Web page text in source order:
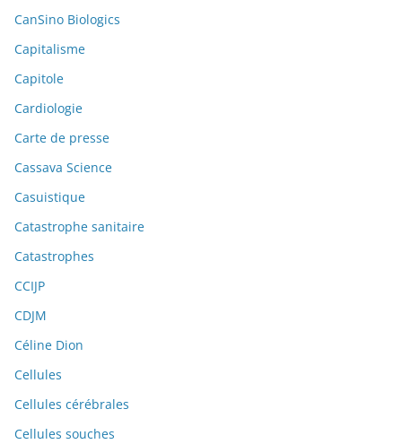
CanSino Biologics
Capitalisme
Capitole
Cardiologie
Carte de presse
Cassava Science
Casuistique
Catastrophe sanitaire
Catastrophes
CCIJP
CDJM
Céline Dion
Cellules
Cellules cérébrales
Cellules souches